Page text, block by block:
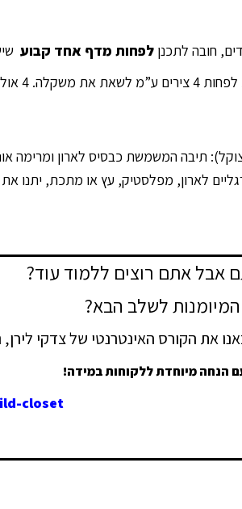
חובה לתכנן לפחות מדף אחד קבוע
עולה על 180 מספיק 3 צירים.
לארון, מפלסטיק, עץ או מתכת, יתנו
אבל אתם רוצים ללמוד עוד?
לשלב הבא?
את הקורס האינטרנטי של צדקי
הנחה מיוחדת ללקוחות במידה!
closet/